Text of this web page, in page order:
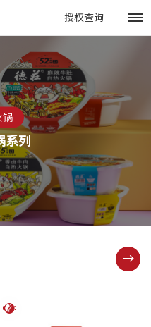
授权查询
锅
系列